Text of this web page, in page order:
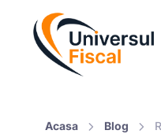
Acasa Blog